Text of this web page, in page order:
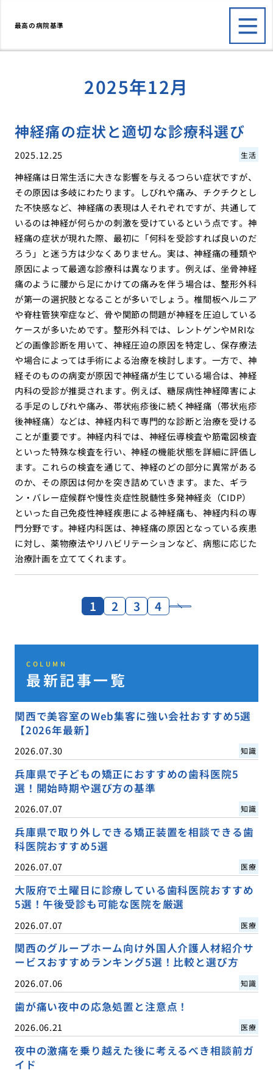
最高の病院基準
2025年12月
神経痛の症状と適切な診療科選び
2025.12.25 生活
神経痛は日常生活に大きな影響を与えるつらい症状ですが、
その原因は多岐にわたります。しびれや痛み、チクチクとし
た不快感など、神経痛の表現は人それぞれですが、共通して
いるのは神経が何らかの刺激を受けているという点です。神
経痛の症状が現れた際、最初に「何科を受診すれば良いのだ
ろう」と迷う方は少なくありません。実は、神経痛の種類や
原因によって最適な診療科は異なります。例えば、坐骨神経
痛のように腰から足にかけての痛みを伴う場合は、整形外科
が第一の選択肢となることが多いでしょう。椎間板ヘルニア
や脊柱管狭窄症など、骨や関節の問題が神経を圧迫している
ケースが多いためです。整形外科では、レントゲンやMRIな
どの画像診断を用いて、神経圧迫の原因を特定し、保存療法
や場合によっては手術による治療を検討します。一方で、神
経そのものの病変が原因で神経痛が生じている場合は、神経
内科の受診が推奨されます。例えば、糖尿病性神経障害によ
る手足のしびれや痛み、帯状疱疹後に続く神経痛（帯状疱疹
後神経痛）などは、神経内科で専門的な診断と治療を受ける
ことが重要です。神経内科では、神経伝導検査や筋電図検査
といった特殊な検査を行い、神経の機能状態を詳細に評価し
ます。これらの検査を通じて、神経のどの部分に異常がある
のか、その原因は何かを突き詰めていきます。また、ギラ
ン・バレー症候群や慢性炎症性脱髄性多発神経炎（CIDP）
といった自己免疫性神経疾患による神経痛も、神経内科の専
門分野です。神経内科医は、神経痛の原因となっている疾患
に対し、薬物療法やリハビリテーションなど、病態に応じた
治療計画を立ててくれます。
1 2 3 4
COLUMN
最新記事一覧
関西で美容室のWeb集客に強い会社おすすめ5選
【2026年最新】
2026.07.30 知識
兵庫県で子どもの矯正におすすめの歯科医院5
選！開始時期や選び方の基準
2026.07.07 知識
兵庫県で取り外しできる矯正装置を相談できる歯
科医院おすすめ5選
2026.07.07 医療
大阪府で土曜日に診療している歯科医院おすすめ
5選！午後受診も可能な医院を厳選
2026.07.07 医療
関西のグループホーム向け外国人介護人材紹介サ
ービスおすすめランキング5選！比較と選び方
2026.07.06 知識
歯が痛い夜中の応急処置と注意点！
2026.06.21 医療
夜中の激痛を乗り越えた後に考えるべき相談前ガ
イド